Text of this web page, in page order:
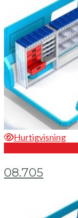
Hurtigvisning
08.705